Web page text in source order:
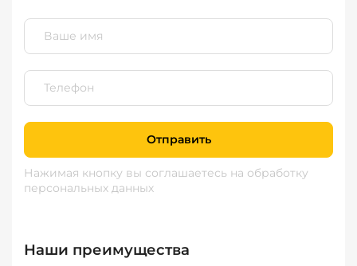
Отправить
Нажимая кнопку вы соглашаетесь на обработку
персональных данных
Наши преимущества